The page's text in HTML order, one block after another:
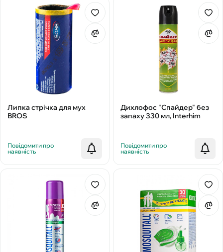
Липка стрічка для мух
BROS
Повідомити про
наявність
Дихлофос "Спайдер" без
запаху 330 мл, Interhim
Повідомити про
наявність